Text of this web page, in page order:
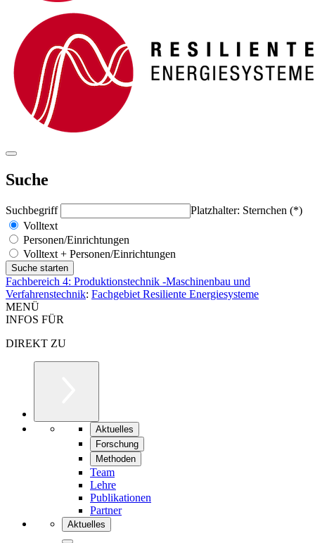
Suche
Suchbegriff
Platzhalter: Sternchen (*)
Volltext
Personen/Einrichtungen
Volltext + Personen/Einrichtungen
Fachbereich 4: Produktionstechnik -Maschinenbau und
Verfahrenstechnik: Fachgebiet Resiliente Energiesysteme
MENÜ
INFOS FÜR
DIREKT ZU
Aktuelles
Forschung
Methoden
Team
Lehre
Publikationen
Partner
Aktuelles